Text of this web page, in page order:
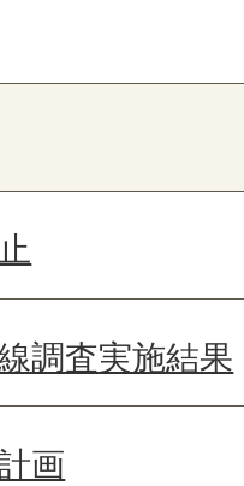
調査実施結果
画